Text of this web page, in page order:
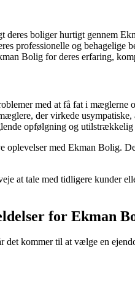
deres boliger hurtigt gennem
professionelle og behagelige
Bolig for deres erfaring,
med at få fat i mæglerne
der virkede
opfølgning og
oplevelser med Ekman Bolig.
at tale med tidligere kunder
for Ekman
kommer til at vælge en